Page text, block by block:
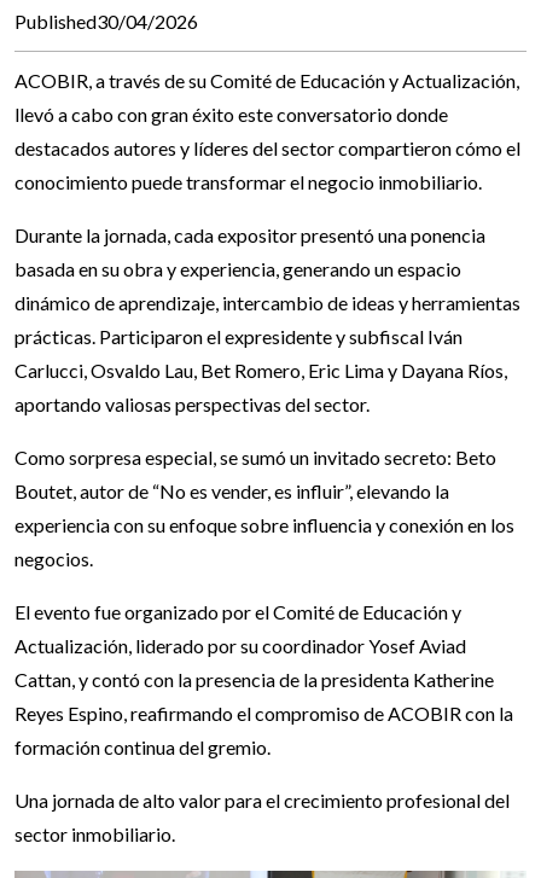
Published30/04/2026
ACOBIR, a través de su Comité de Educación y Actualización,
llevó a cabo con gran éxito este conversatorio donde
destacados autores y líderes del sector compartieron cómo el
conocimiento puede transformar el negocio inmobiliario.
Durante la jornada, cada expositor presentó una ponencia
basada en su obra y experiencia, generando un espacio
dinámico de aprendizaje, intercambio de ideas y herramientas
prácticas. Participaron el expresidente y subfiscal Iván
Carlucci, Osvaldo Lau, Bet Romero, Eric Lima y Dayana Ríos,
aportando valiosas perspectivas del sector.
Como sorpresa especial, se sumó un invitado secreto: Beto
Boutet, autor de “No es vender, es influir”, elevando la
experiencia con su enfoque sobre influencia y conexión en los
negocios.
El evento fue organizado por el Comité de Educación y
Actualización, liderado por su coordinador Yosef Aviad
Cattan, y contó con la presencia de la presidenta Katherine
Reyes Espino, reafirmando el compromiso de ACOBIR con la
formación continua del gremio.
Una jornada de alto valor para el crecimiento profesional del
sector inmobiliario.